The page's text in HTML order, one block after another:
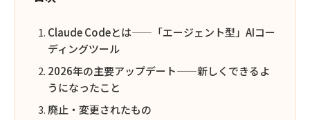
Claude Codeとは——「エージェント型」AIコー
ディングツール
2026年の主要アップデート——新しくできるよ
うになったこと
廃止・変更されたもの